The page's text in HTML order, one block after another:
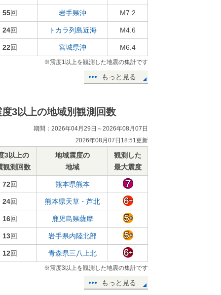
55回 岩手県沖 M7.2
24回 トカラ列島近海 M4.6
22回 宮城県沖 M6.4
※震度1以上を観測した地震の集計です
もっと見る
度3以上の地域別観測回数
期間：2026年04月29日～2026年08月07日
2026年08月07日18:51更新
3以上の
観測回数
地域震度の
地域
観測した
最大震度
72回 熊本県熊本
24回 熊本県天草・芦北
16回 鹿児島県薩摩
13回 岩手県内陸北部
12回 青森県三八上北
※震度3以上を観測した地震の集計です
もっと見る